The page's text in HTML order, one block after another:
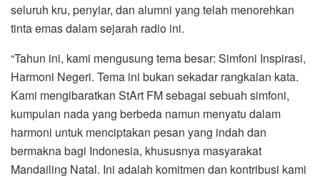
seluruh kru, penyiar, dan alumni yang telah menorehkan
tinta emas dalam sejarah radio ini.
“Tahun ini, kami mengusung tema besar: Simfoni Inspirasi,
Harmoni Negeri. Tema ini bukan sekadar rangkaian kata.
Kami mengibaratkan StArt FM sebagai sebuah simfoni,
kumpulan nada yang berbeda namun menyatu dalam
harmoni untuk menciptakan pesan yang indah dan
bermakna bagi Indonesia, khususnya masyarakat
Mandailing Natal. Ini adalah komitmen dan kontribusi kami